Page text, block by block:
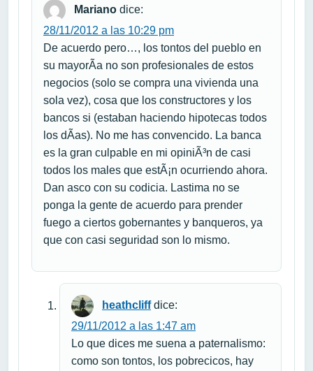
Mariano dice:
28/11/2012 a las 10:29 pm
De acuerdo pero…, los tontos del pueblo en
su mayorÃ­a no son profesionales de estos
negocios (solo se compra una vivienda una
sola vez), cosa que los constructores y los
bancos si (estaban haciendo hipotecas todos
los dÃ­as). No me has convencido. La banca
es la gran culpable en mi opiniÃ³n de casi
todos los males que estÃ¡n ocurriendo ahora.
Dan asco con su codicia. Lastima no se
ponga la gente de acuerdo para prender
fuego a ciertos gobernantes y banqueros, ya
que con casi seguridad son lo mismo.
heathcliff dice:
29/11/2012 a las 1:47 am
Lo que dices me suena a paternalismo:
como son tontos, los pobrecicos, hay